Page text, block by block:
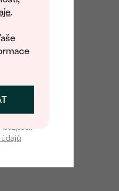
.
tohoto
první
bezpečí.